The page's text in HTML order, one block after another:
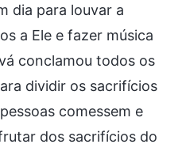
dia para louvar a
a Ele e fazer música
conclamou todos os
dividir os sacrifícios
comessem e
dos sacrifícios do